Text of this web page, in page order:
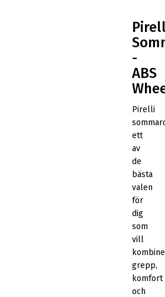
-
ABS
Pirelli
ett
av
de
bästa
valen
för
dig
som
vill
grepp,
komfort
och